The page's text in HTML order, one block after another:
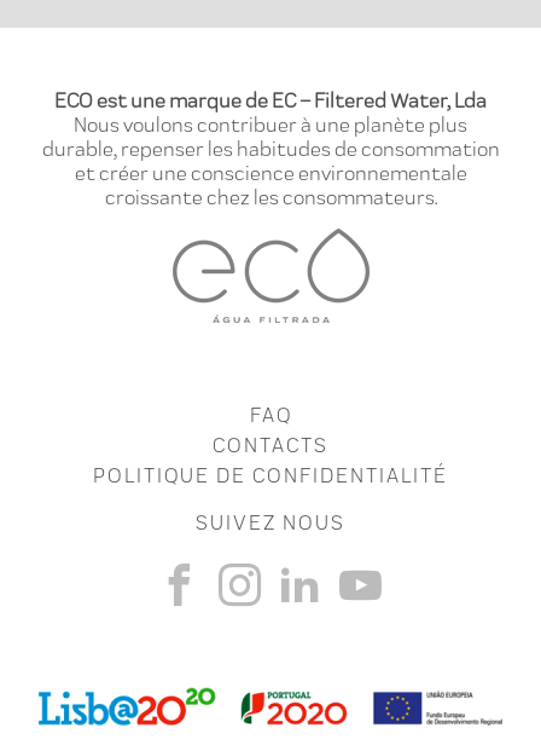
ECO est une marque de EC – Filtered Water, Lda
Nous voulons contribuer à une planète plus
durable, repenser les habitudes de consommation
et créer une conscience environnementale
croissante chez les consommateurs.
FAQ
CONTACTS
POLITIQUE DE CONFIDENTIALITÉ
SUIVEZ NOUS